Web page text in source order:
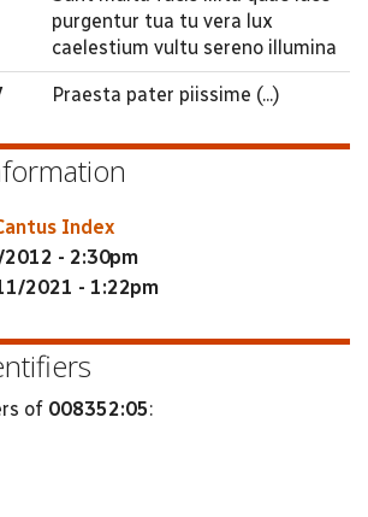
purgentur tua tu vera lux
caelestium vultu sereno illumina
Praesta pater piissime (...)
Index
- 2:30pm
2021 - 1:22pm
of 008352:05: